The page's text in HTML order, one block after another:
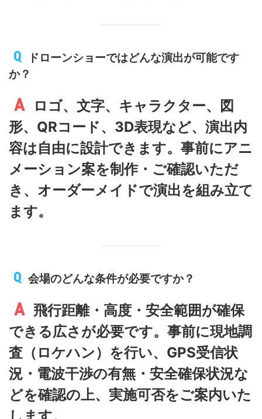
ドローンショーではどんな演出が可能です
か？
ロゴ、文字、キャラクター、図
形、QRコード、3D表現など、演出内
容は自由に設計できます。事前にアニ
メーション案を制作・ご確認いただ
き、オーダーメイドで演出を組み立て
ます。
会場のどんな条件が必要ですか？
飛行距離・高度・安全範囲が確保
できる広さが必要です。事前に現地調
査（ロケハン）を行い、GPS受信状
況・電波干渉の有無・安全確保状況な
どを確認の上、実施可否をご案内いた